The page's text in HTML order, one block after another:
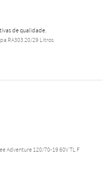
de qualidade.
RA303 20/29 Litros
Adventure 120/70-19 60V TL F